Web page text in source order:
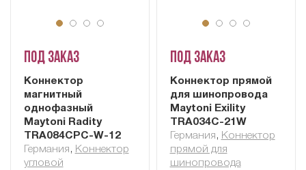
Под заказ
Коннектор
магнитный
однофазный
Maytoni Radity
TRA084CPC-W-12
Германия , Коннектор
угловой
Под заказ
Коннектор прямой
для шинопровода
Maytoni Exility
TRA034C-21W
Германия , Коннектор
прямой для
шинопровода